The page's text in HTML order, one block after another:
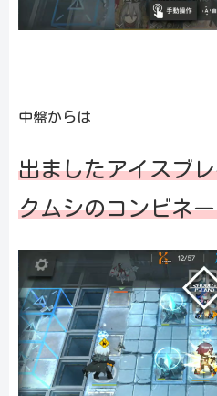
中盤からは
出ましたアイスブ
クムシのコンビネ